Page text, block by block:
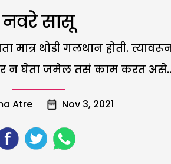
नवरे सासू
मात्र थोडी गलथान होती.
न घेता जमेल तसं काम करत
Atre Nov 3, 2021